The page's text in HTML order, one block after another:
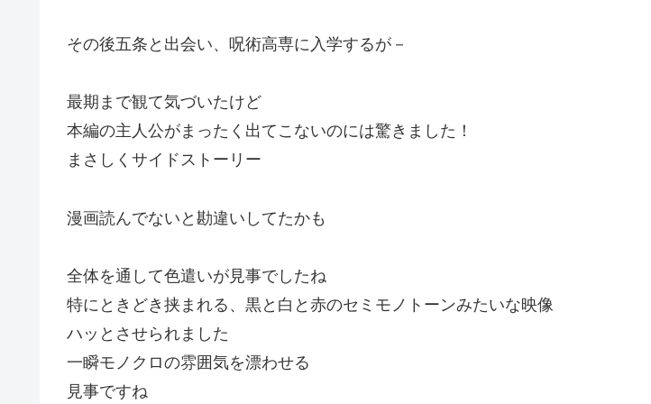
その後五条と出会い、呪術高専に入学するが－
最期まで観て気づいたけど
本編の主人公がまったく出てこないのには驚きました！
まさしくサイドストーリー
漫画読んでないと勘違いしてたかも
全体を通して色遣いが見事でしたね
特にときどき挟まれる、黒と白と赤のセミモノトーンみたいな映像
ハッとさせられました
一瞬モノクロの雰囲気を漂わせる
見事ですね